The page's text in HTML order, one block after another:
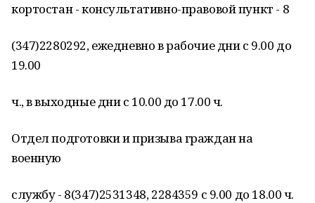
кортостан - консультативно-правовой пункт - 8
(347)2280292, ежедневно в рабочие дни с 9.00 до
19.00
ч., в выходные дни с 10.00 до 17.00 ч.
Отдел подготовки и призыва граждан на
военную
службу - 8(347)2531348, 2284359 с 9.00 до 18.00 ч.